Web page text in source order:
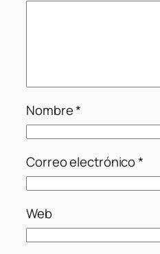
Nombre*
Correo electrónico*
Web